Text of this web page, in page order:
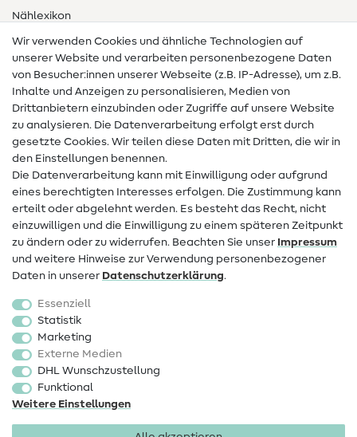
Nählexikon
Nähanleitungen
Hilfe & Kontakt
Kontakt
Infos zum Betreiberwechsel
Widerrufsrecht
Beliebt
Stoffe
Sale
Schnittmuster
Wir verwenden Cookies und ähnliche Technologien auf
unserer Website und verarbeiten personenbezogene Daten
von Besucher:innen unserer Webseite (z.B. IP-Adresse), um z.B.
Inhalte und Anzeigen zu personalisieren, Medien von
Drittanbietern einzubinden oder Zugriffe auf unsere Website
zu analysieren. Die Datenverarbeitung erfolgt erst durch
gesetzte Cookies. Wir teilen diese Daten mit Dritten, die wir in
den Einstellungen benennen.
Die Datenverarbeitung kann mit Einwilligung oder aufgrund
eines berechtigten Interesses erfolgen. Die Zustimmung kann
erteilt oder abgelehnt werden. Es besteht das Recht, nicht
einzuwilligen und die Einwilligung zu einem späteren Zeitpunkt
zu ändern oder zu widerrufen. Beachten Sie unser Impressum
und weitere Hinweise zur Verwendung personenbezogener
Daten in unserer Daten­schutz­erklärung.
Essenziell
Statistik
Marketing
Externe Medien
DHL Wunschzustellung
Funktional
Weitere Einstellungen